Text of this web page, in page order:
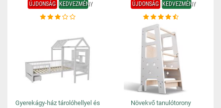
ÚJDONSÁG KEDVEZMÉNY
Gyerekágy-ház tárolóhellyel és
ÚJDONSÁG KEDVEZMÉNY
Növekvő tanulótorony